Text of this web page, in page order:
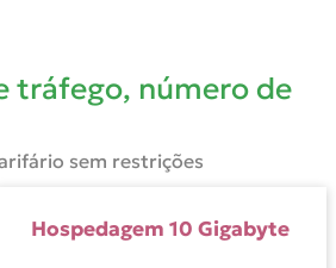
tráfego, número de
sem restrições
Hospedagem 10 Gigabyte